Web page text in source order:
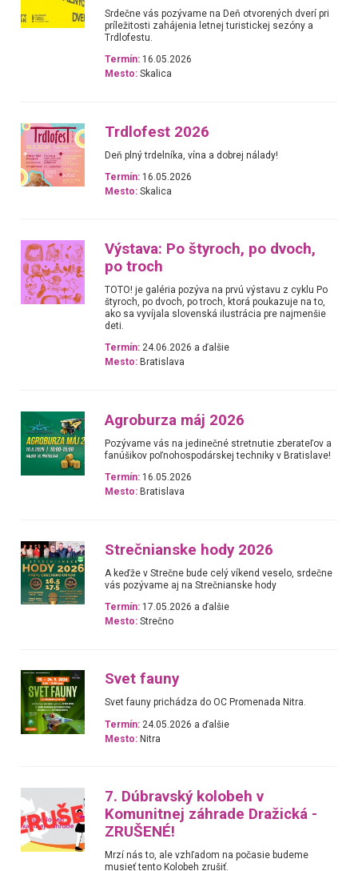
Srdečne vás pozývame na Deň otvorených dverí pri
príležitosti zahájenia letnej turistickej sezóny a
Trdlofestu.
Termín: 16.05.2026
Mesto: Skalica
Trdlofest 2026
Deň plný trdelníka, vína a dobrej nálady!
Termín: 16.05.2026
Mesto: Skalica
Výstava: Po štyroch, po dvoch,
po troch
TOTO! je galéria pozýva na prvú výstavu z cyklu Po
štyroch, po dvoch, po troch, ktorá poukazuje na to,
ako sa vyvíjala slovenská ilustrácia pre najmenšie
deti.
Termín: 24.06.2026 a ďalšie
Mesto: Bratislava
Agroburza máj 2026
Pozývame vás na jedinečné stretnutie zberateľov a
fanúšikov poľnohospodárskej techniky v Bratislave!
Termín: 16.05.2026
Mesto: Bratislava
Strečnianske hody 2026
A keďže v Strečne bude celý víkend veselo, srdečne
vás pozývame aj na Strečnianske hody
Termín: 17.05.2026 a ďalšie
Mesto: Strečno
Svet fauny
Svet fauny prichádza do OC Promenada Nitra.
Termín: 24.05.2026 a ďalšie
Mesto: Nitra
7. Dúbravský kolobeh v
Komunitnej záhrade Dražická -
ZRUŠENÉ!
Mrzí nás to, ale vzhľadom na počasie budeme
musieť tento Kolobeh zrušiť.